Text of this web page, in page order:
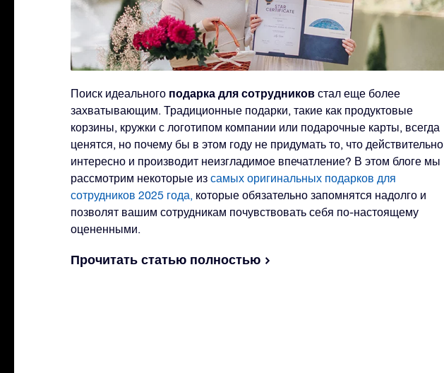
Поиск идеального подарка для сотрудников стал еще более
захватывающим. Традиционные подарки, такие как продуктовые
корзины, кружки с логотипом компании или подарочные карты, всегда
ценятся, но почему бы в этом году не придумать то, что действительно
интересно и производит неизгладимое впечатление? В этом блоге мы
рассмотрим некоторые из самых оригинальных подарков для
сотрудников 2025 года, которые обязательно запомнятся надолго и
позволят вашим сотрудникам почувствовать себя по-настоящему
оцененными.
Прочитать статью полностью